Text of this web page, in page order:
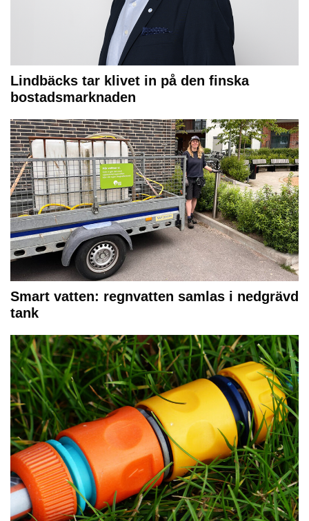
Lindbäcks tar klivet in på den finska
bostadsmarknaden
Smart vatten: regnvatten samlas i nedgrävd
tank